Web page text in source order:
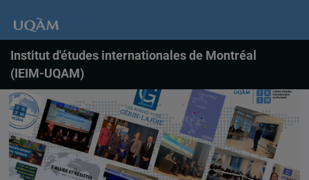
Institut d'études internationales de Montréal
(IEIM-UQAM)